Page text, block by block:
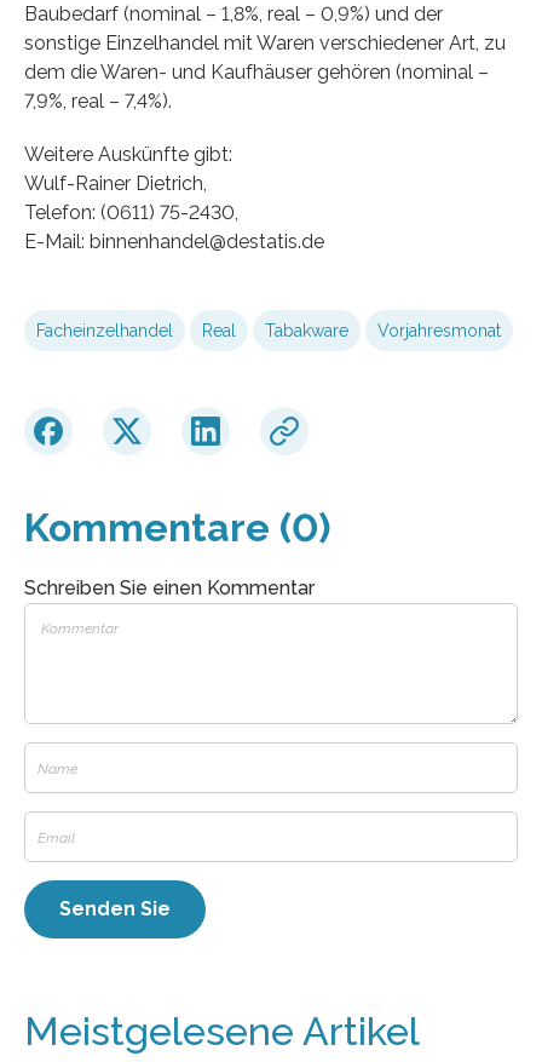
Baubedarf (nominal – 1,8%, real – 0,9%) und der
sonstige Einzelhandel mit Waren verschiedener Art, zu
dem die Waren- und Kaufhäuser gehören (nominal –
7,9%, real – 7,4%).
Weitere Auskünfte gibt:
Wulf-Rainer Dietrich,
Telefon: (0611) 75-2430,
E-Mail: binnenhandel@destatis.de
Facheinzelhandel Real Tabakware Vorjahresmonat
Kommentare (0)
Schreiben Sie einen Kommentar
Meistgelesene Artikel